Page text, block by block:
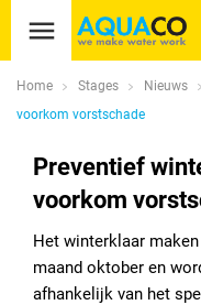
Home Stages Nieuws
voorkom vorstschade
Preventief
voorkom
Het winterklaar
maand oktober en
afhankelijk van het